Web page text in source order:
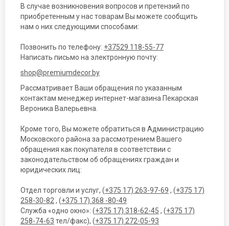
В случае возникновения вопросов и претензий по
приобретенным у нас товарам Вы можете сообщить
нам о них следующими способами:
Позвонить по телефону: +37529 118-55-77
Написать письмо на электронную почту:
shop@premiumdecor.by
Рассматривает Ваши обращения по указанным
контактам менеджер интернет-магазина Пекарская
Вероника Валерьевна.
Кроме того, Вы можете обратиться в Администрацию
Московского района за рассмотрением Вашего
обращения как покупателя в соответствии с
законодательством об обращениях граждан и
юридических лиц:
Отдел торговли и услуг, (+375 17) 263-97-69 , (+375 17)
258-30-82 , (+375 17) 368 -80-49
Служба «одно окно»: (+375 17) 318-62-45 , (+375 17)
258-74-63 тел/факс), (+375 17) 272-05-93